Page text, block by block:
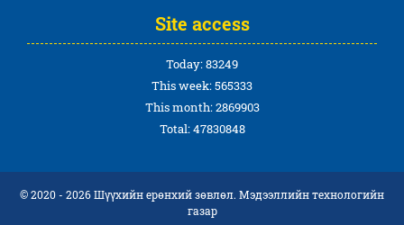
Site access
Today: 83249
This week: 565333
This month: 2869903
Total: 47830848
© 2020 - 2026 Шүүхийн ерөнхий зөвлөл. Мэдээллийн технологийн
газар